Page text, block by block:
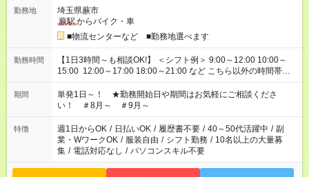
勤務地
埼玉県蕨市
蕨駅からバイク・車
■物流センターなど ■勤務地選べます
勤務時間
【1日3時間～も相談OK!】 ＜シフト例＞ 9:00～12:00 10:00～
15:00 12:00～17:00 18:00～21:00 など こちら以外の時間帯も
お気軽にご相談ください！
期間
単発1日～！ ★勤務開始日や期間はお気軽にご相談くださ
い！ ＃8月～ ＃9月～
特徴 週1日からOK / 日払いOK / 履歴書不要 / 40～50代活躍中 / 副
業・WワークOK / 服装自由 / シフト勤務 / 10名以上の大量募
集 / 電話対応なし / パソコンスキル不要